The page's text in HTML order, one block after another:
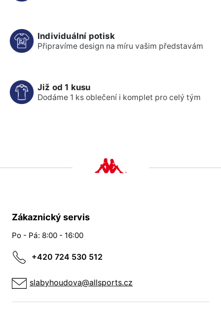
Individuální potisk
Připravíme design na míru vašim představám
Již od 1 kusu
Dodáme 1 ks oblečení i komplet pro celý tým
Zákaznický servis
Po - Pá: 8:00 - 16:00
+420 724 530 512
slabyhoudova@allsports.cz